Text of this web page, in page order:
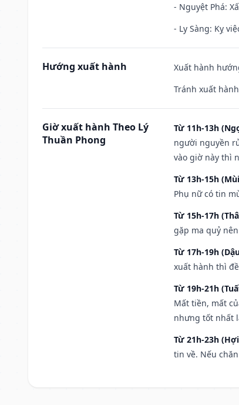
- Nguyệt Phá:
- Ly Sàng: Kỵ
Hướng xuất hành
Xuất hành
Tránh xuất
Giờ xuất hành Theo Lý
Thuần Phong
Từ 11h-13h
người nguyền
vào giờ này thì
Từ 13h-15h
Phụ nữ có tin
Từ 15h-17h
gặp ma quỷ
Từ 17h-19h
xuất hành thì
Từ 19h-21h
Mất tiền, mất
nhưng tốt nhất
Từ 21h-23h
tin về. Nếu